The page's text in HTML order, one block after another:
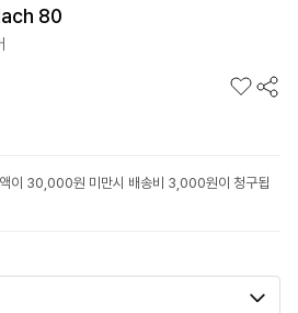
80
이 30,000원 미만시 배송비 3,000원이 청구됩